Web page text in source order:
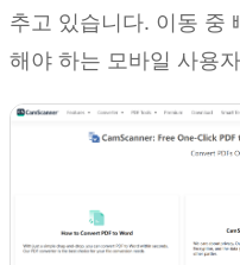
추고 있습니다. 이동 중
해야 하는 모바일 사용